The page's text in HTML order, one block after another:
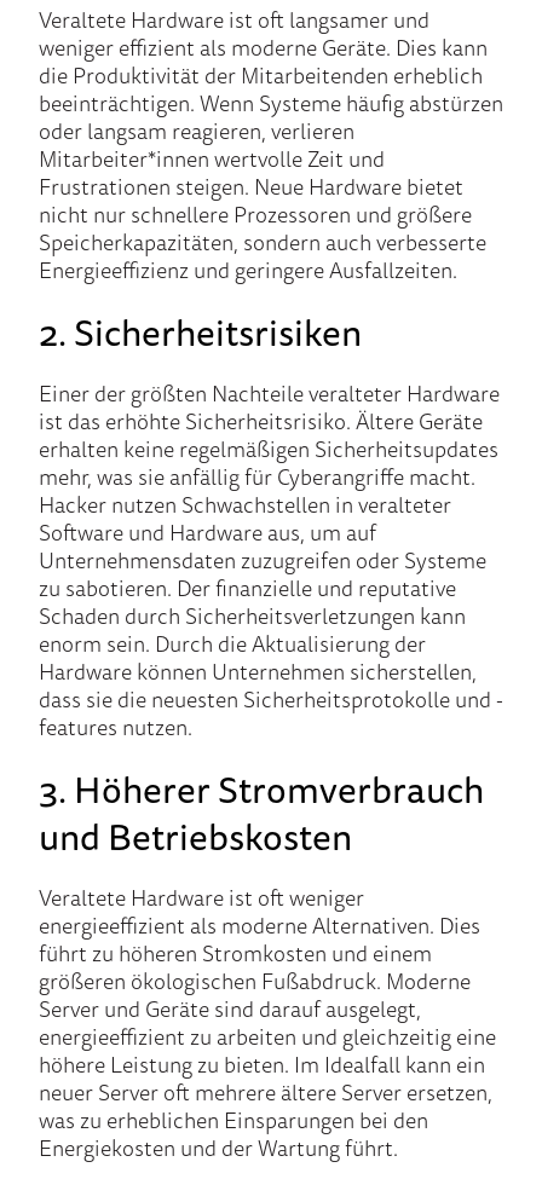
Veraltete Hardware ist oft langsamer und
weniger effizient als moderne Geräte. Dies kann
die Produktivität der Mitarbeitenden erheblich
beeinträchtigen. Wenn Systeme häufig abstürzen
oder langsam reagieren, verlieren
Mitarbeiter*innen wertvolle Zeit und
Frustrationen steigen. Neue Hardware bietet
nicht nur schnellere Prozessoren und größere
Speicherkapazitäten, sondern auch verbesserte
Energieeffizienz und geringere Ausfallzeiten.
2. Sicherheitsrisiken
Einer der größten Nachteile veralteter Hardware
ist das erhöhte Sicherheitsrisiko. Ältere Geräte
erhalten keine regelmäßigen Sicherheitsupdates
mehr, was sie anfällig für Cyberangriffe macht.
Hacker nutzen Schwachstellen in veralteter
Software und Hardware aus, um auf
Unternehmensdaten zuzugreifen oder Systeme
zu sabotieren. Der finanzielle und reputative
Schaden durch Sicherheitsverletzungen kann
enorm sein. Durch die Aktualisierung der
Hardware können Unternehmen sicherstellen,
dass sie die neuesten Sicherheitsprotokolle und -
features nutzen.
3. Höherer Stromverbrauch
und Betriebskosten
Veraltete Hardware ist oft weniger
energieeffizient als moderne Alternativen. Dies
führt zu höheren Stromkosten und einem
größeren ökologischen Fußabdruck. Moderne
Server und Geräte sind darauf ausgelegt,
energieeffizient zu arbeiten und gleichzeitig eine
höhere Leistung zu bieten. Im Idealfall kann ein
neuer Server oft mehrere ältere Server ersetzen,
was zu erheblichen Einsparungen bei den
Energiekosten und der Wartung führt.